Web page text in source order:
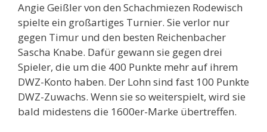
Angie Geißler von den Schachmiezen Rodewisch
spielte ein großartiges Turnier. Sie verlor nur
gegen Timur und den besten Reichenbacher
Sascha Knabe. Dafür gewann sie gegen drei
Spieler, die um die 400 Punkte mehr auf ihrem
DWZ-Konto haben. Der Lohn sind fast 100 Punkte
DWZ-Zuwachs. Wenn sie so weiterspielt, wird sie
bald midestens die 1600er-Marke übertreffen.